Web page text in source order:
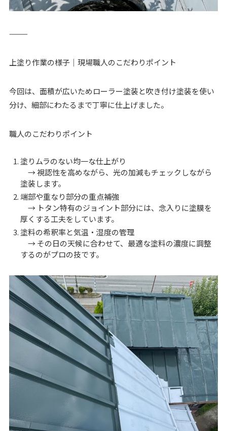
⸻
上塗り作業の様子｜現場職人のこだわりポイント
今回は、面積が広いためローラー塗装と吹き付け塗装を使い
分け、細部にわたるまで丁寧に仕上げました。
職人のこだわりポイント
塗りムラのない均一な仕上がり
→ 視認性を高めながら、光の加減もチェックしながら
塗装します。
端部や重なり部分の重点補強
→ トタン特有のジョイント部分には、念入りに塗膜を
厚くする工夫をしています。
塗料の希釈率と気温・湿度の管理
→ その日の天候に合わせて、最適な塗料の濃度に調整
するのがプロの技です。